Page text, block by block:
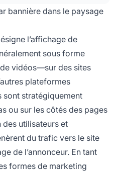
marketing
accroître la notoriété
trafic et augmenter
bannière dans le paysage
l’affichage de
sous forme
de vidéos—sur des sites
plateformes
sont stratégiquement
ou sur les côtés des pages
des utilisateurs et
du trafic vers le site
de l’annonceur. En tant
formes de marketing